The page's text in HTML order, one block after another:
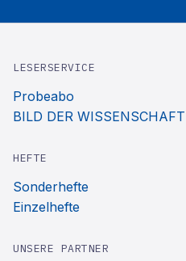
LESERSERVICE
Probeabo
BILD DER
HEFTE
Sonderhefte
Einzelhefte
UNSERE PARTNER